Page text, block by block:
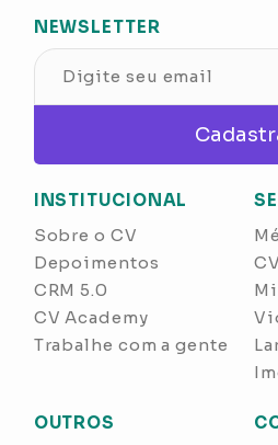
INSTITUCIONAL
Sobre o CV
Depoimentos
CRM 5.0
CV Academy
Trabalhe com a gente
OUTROS
NEWSLETTER